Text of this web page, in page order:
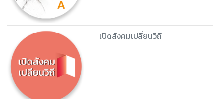
เปิดสังคมเปลี่ยนวิถี